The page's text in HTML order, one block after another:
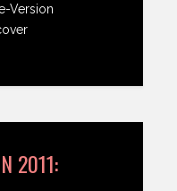
Version
2011: